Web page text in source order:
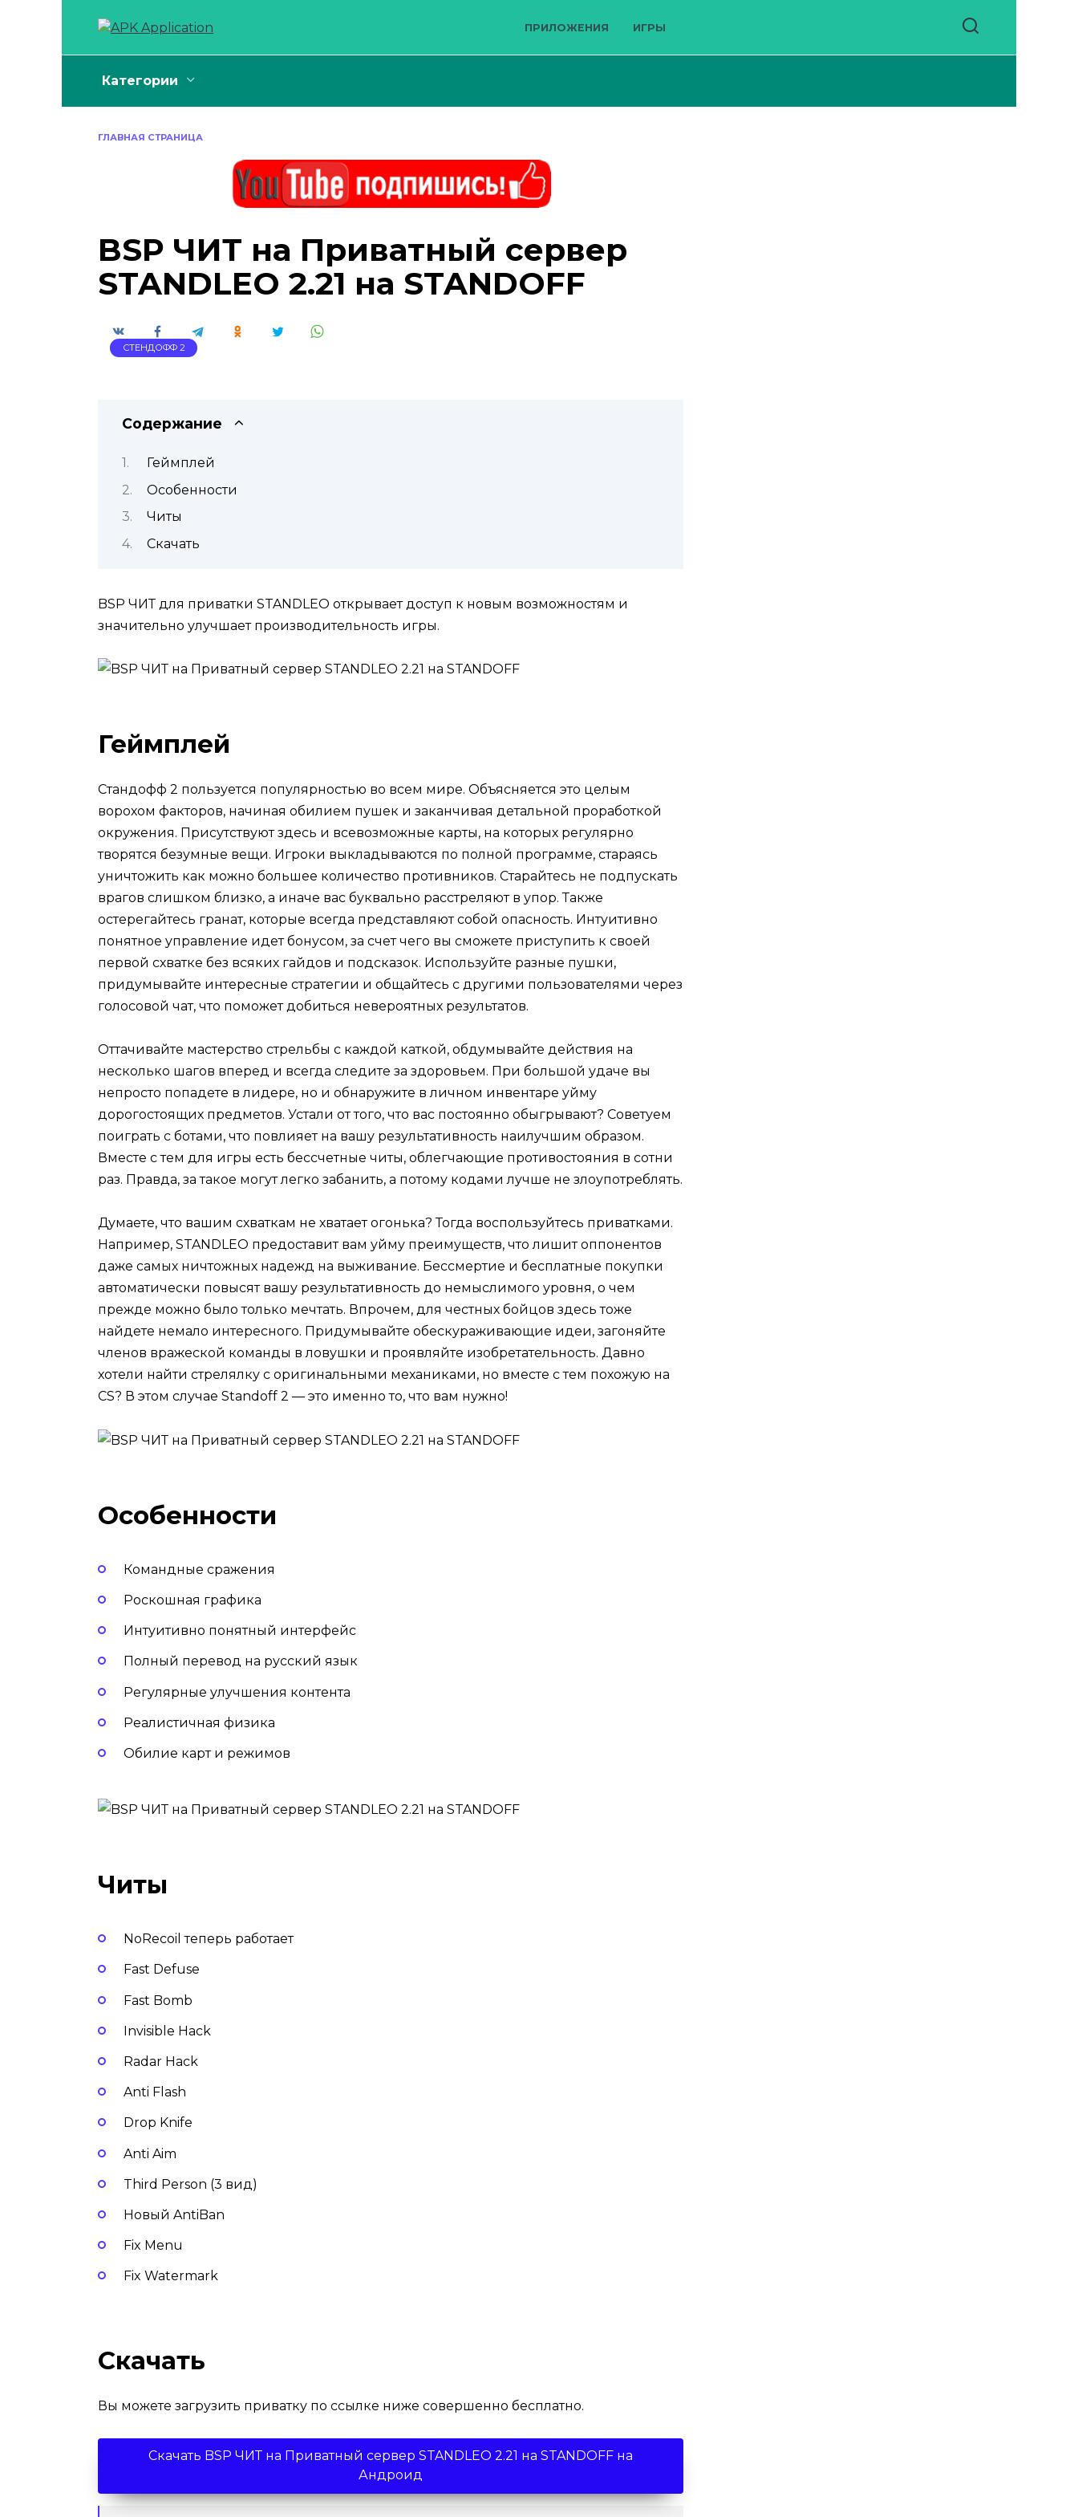
ПРИЛОЖЕНИЯ ИГРЫ
Категории
ГЛАВНАЯ СТРАНИЦА
BSP ЧИТ на Приватный сервер
STANDLEO 2.21 на STANDOFF
СТЕНДОФФ 2
Содержание
Геймплей
Особенности
Читы
Скачать
BSP ЧИТ для приватки STANDLEO открывает доступ к новым возможностям и
значительно улучшает производительность игры.
Геймплей
Стандофф 2 пользуется популярностью во всем мире. Объясняется это целым
ворохом факторов, начиная обилием пушек и заканчивая детальной проработкой
окружения. Присутствуют здесь и всевозможные карты, на которых регулярно
творятся безумные вещи. Игроки выкладываются по полной программе, стараясь
уничтожить как можно большее количество противников. Старайтесь не подпускать
врагов слишком близко, а иначе вас буквально расстреляют в упор. Также
остерегайтесь гранат, которые всегда представляют собой опасность. Интуитивно
понятное управление идет бонусом, за счет чего вы сможете приступить к своей
первой схватке без всяких гайдов и подсказок. Используйте разные пушки,
придумывайте интересные стратегии и общайтесь с другими пользователями через
голосовой чат, что поможет добиться невероятных результатов.
Оттачивайте мастерство стрельбы с каждой каткой, обдумывайте действия на
несколько шагов вперед и всегда следите за здоровьем. При большой удаче вы
непросто попадете в лидере, но и обнаружите в личном инвентаре уйму
дорогостоящих предметов. Устали от того, что вас постоянно обыгрывают? Советуем
поиграть с ботами, что повлияет на вашу результативность наилучшим образом.
Вместе с тем для игры есть бессчетные читы, облегчающие противостояния в сотни
раз. Правда, за такое могут легко забанить, а потому кодами лучше не злоупотреблять.
Думаете, что вашим схваткам не хватает огонька? Тогда воспользуйтесь приватками.
Например, STANDLEO предоставит вам уйму преимуществ, что лишит оппонентов
даже самых ничтожных надежд на выживание. Бессмертие и бесплатные покупки
автоматически повысят вашу результативность до немыслимого уровня, о чем
прежде можно было только мечтать. Впрочем, для честных бойцов здесь тоже
найдете немало интересного. Придумывайте обескураживающие идеи, загоняйте
членов вражеской команды в ловушки и проявляйте изобретательность. Давно
хотели найти стрелялку с оригинальными механиками, но вместе с тем похожую на
CS? В этом случае Standoff 2 — это именно то, что вам нужно!
Особенности
Командные сражения
Роскошная графика
Интуитивно понятный интерфейс
Полный перевод на русский язык
Регулярные улучшения контента
Реалистичная физика
Обилие карт и режимов
Читы
NoRecoil теперь работает
Fast Defuse
Fast Bomb
Invisible Hack
Radar Hack
Anti Flash
Drop Knife
Anti Aim
Third Person (3 вид)
Новый AntiBan
Fix Menu
Fix Watermark
Скачать
Вы можете загрузить приватку по ссылке ниже совершенно бесплатно.
Скачать BSP ЧИТ на Приватный сервер STANDLEO 2.21 на STANDOFF на
Андроид